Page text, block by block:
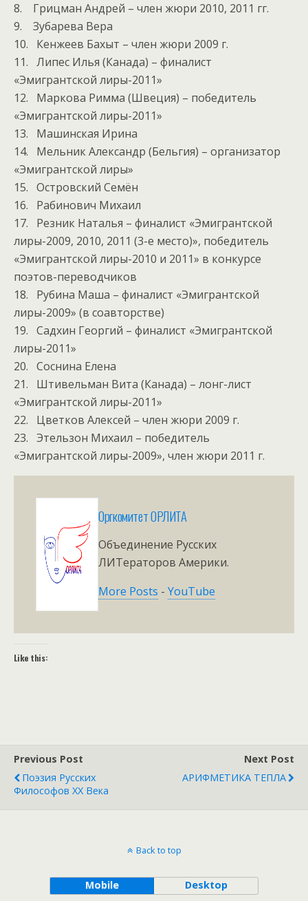
8. Грицман Андрей – член жюри 2010, 2011 гг.
9. Зубарева Вера
10. Кенжеев Бахыт – член жюри 2009 г.
11. Липес Илья (Канада) – финалист
«Эмигрантской лиры-2011»
12. Маркова Римма (Швеция) – победитель
«Эмигрантской лиры-2011»
13. Машинская Ирина
14. Мельник Александр (Бельгия) – организатор
«Эмигрантской лиры»
15. Островский Семён
16. Рабинович Михаил
17. Резник Наталья – финалист «Эмигрантской
лиры-2009, 2010, 2011 (3-е место)», победитель
«Эмигрантской лиры-2010 и 2011» в конкурсе
поэтов-переводчиков
18. Рубина Маша – финалист «Эмигрантской
лиры-2009» (в соавторстве)
19. Садхин Георгий – финалист «Эмигрантской
лиры-2011»
20. Соснина Елена
21. Штивельман Вита (Канада) – лонг-лист
«Эмигрантской лиры-2011»
22. Цветков Алексей – член жюри 2009 г.
23. Этельзон Михаил – победитель
«Эмигрантской лиры-2009», член жюри 2011 г.
Оргкомитет ОРЛИТА
Объединение Русских
ЛИТераторов Америки.
More Posts -YouTube
Like this:
Previous Post
Поэзия Русских
Философов ХХ Века
Next Post
АРИФМЕТИКА ТЕПЛА
Back to top
Mobile Desktop